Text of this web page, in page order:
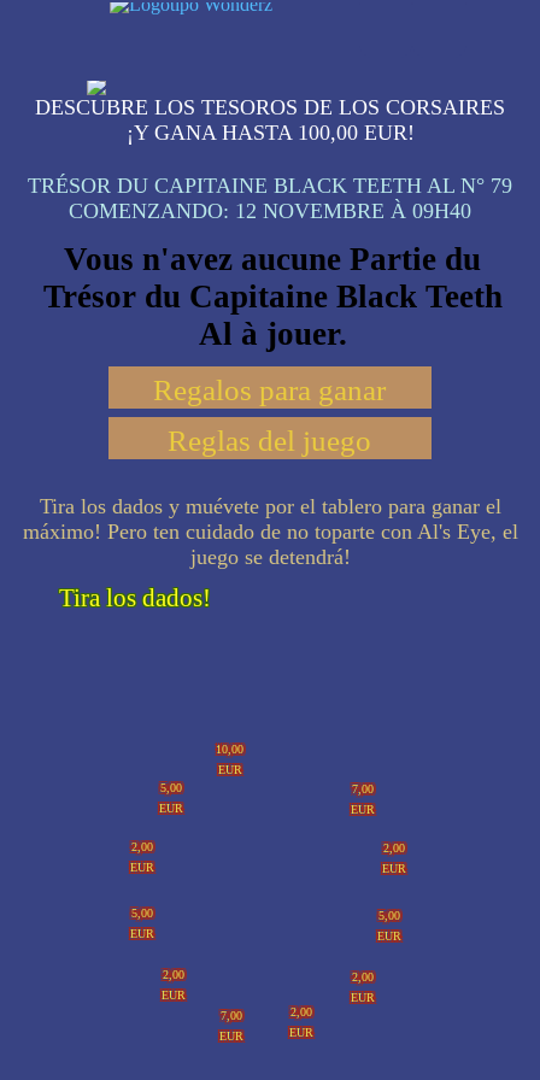
DESCUBRE LOS TESOROS DE LOS CORSAIRES
¡Y GANA HASTA 100,00 EUR!
Regalos para ganar
Reglas del juego
Vous n'avez aucune Partie du
Trésor du Capitaine Black Teeth
Al à jouer.
TRÉSOR DU CAPITAINE BLACK TEETH AL N° 79
COMENZANDO: 12 NOVEMBRE À 09H40
Tira los dados y muévete por el tablero para ganar el
máximo! Pero ten cuidado de no toparte con Al's Eye, el
juego se detendrá!
7,00
EUR
2,00
EUR
5,00
EUR
2,00
EUR
2,00
EUR
7,00
EUR
2,00
EUR
5,00
EUR
2,00
EUR
5,00
EUR
10,00
EUR
Tira los dados!